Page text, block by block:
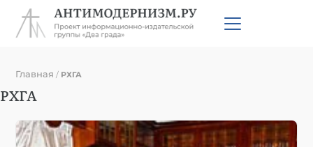
Главная / РХГА
РХГА